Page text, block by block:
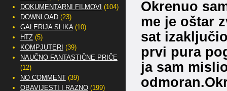
Okrenuo
me je oštar
sat
prvi pura
ja sam
DOKUMENTARNI FILMOVI (104)
DOWNLOAD(23)
GALERIJA SLIKA(10)
HTZ(5)
KOMPJUTERI (39)
NAUČNO FANTASTIČNE PRIČE
(12)
NO COMMENT(39)
OBAVIJESTI I RAZNO(199)